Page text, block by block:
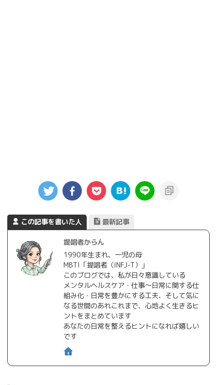
この記事を書いた人 最新記事
提唱者からん
1990年生まれ、一児の母
MBTI「提唱者（INFJ-T）」
このブログでは、私が日々意識している
メンタルヘルスケア・仕事〜日常に関する仕
組み化・日常を豊かにする工夫、そして気に
なる世間のあれこれまで、心地よく生きるヒ
ントをまとめています
あなたの日常を整えるヒントになれば嬉しい
です